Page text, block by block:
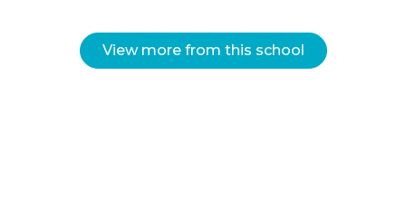
View more from this school